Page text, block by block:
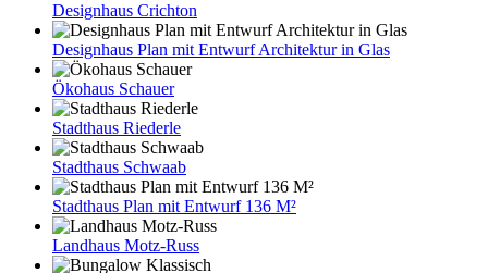
Designhaus Crichton
Designhaus Plan mit Entwurf Architektur in Glas
Ökohaus Schauer
Stadthaus Riederle
Stadthaus Schwaab
Stadthaus Plan mit Entwurf 136 M²
Landhaus Motz-Russ